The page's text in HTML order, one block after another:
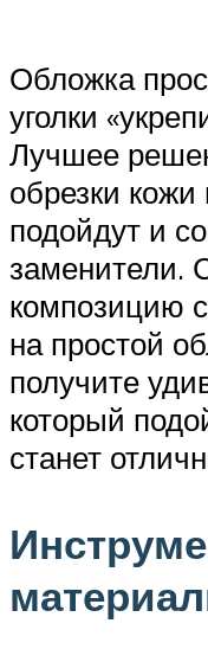
Обложка
уголки
Лучшее
обрезки
подойдут и
заменители.
композицию
на простой
получите
который
станет